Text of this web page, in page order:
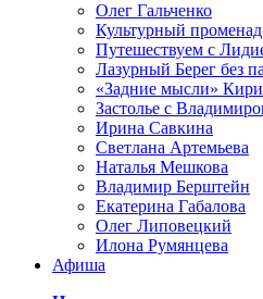
Олег Гальченко
Культурный
Путешествуем с
Лазурный Берег без
«Задние мысли»
Застолье с
Ирина Савкина
Светлана Артемьева
Наталья Мешкова
Владимир Берштейн
Екатерина Габалова
Олег Липовецкий
Илона Румянцева
Афиша